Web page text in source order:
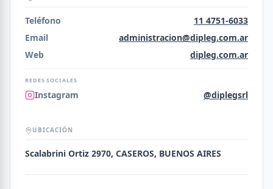
Teléfono
11 4751-6033
Email
administracion@dipleg.com.ar
Web
dipleg.com.ar
REDES SOCIALES
Instagram @diplegsrl
UBICACIÓN
Scalabrini Ortiz 2970, CASEROS, BUENOS AIRES